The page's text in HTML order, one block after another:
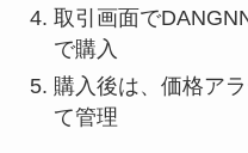
取引画面で
で購入
購入後は、価格ア
て管理